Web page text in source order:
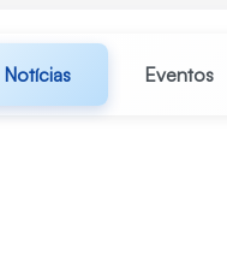
Notícias Eventos